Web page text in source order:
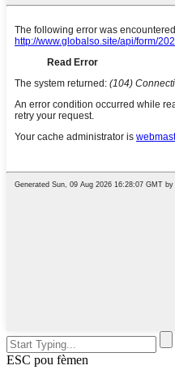
ESC pou fèmen